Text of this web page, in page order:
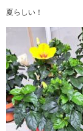
夏らしい！